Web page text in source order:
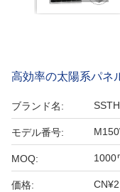
高効率の太陽系パネ
ブランド名: SSTH
モデル番号:
MOQ: 1000
価格: